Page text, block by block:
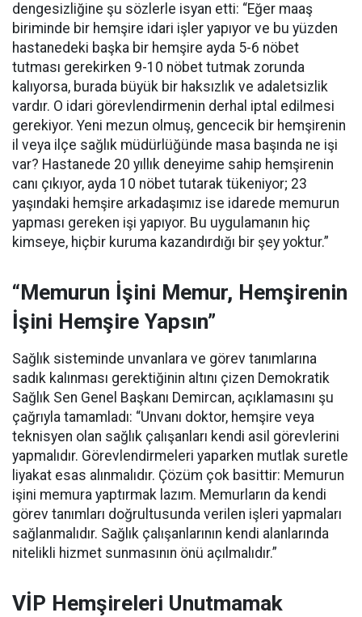
dengesizliğine şu sözlerle isyan etti: “Eğer maaş
biriminde bir hemşire idari işler yapıyor ve bu yüzden
hastanedeki başka bir hemşire ayda 5-6 nöbet
tutması gerekirken 9-10 nöbet tutmak zorunda
kalıyorsa, burada büyük bir haksızlık ve adaletsizlik
vardır. O idari görevlendirmenin derhal iptal edilmesi
gerekiyor. Yeni mezun olmuş, gencecik bir hemşirenin
il veya ilçe sağlık müdürlüğünde masa başında ne işi
var? Hastanede 20 yıllık deneyime sahip hemşirenin
canı çıkıyor, ayda 10 nöbet tutarak tükeniyor; 23
yaşındaki hemşire arkadaşımız ise idarede memurun
yapması gereken işi yapıyor. Bu uygulamanın hiç
kimseye, hiçbir kuruma kazandırdığı bir şey yoktur.”
“Memurun İşini Memur, Hemşirenin
İşini Hemşire Yapsın”
Sağlık sisteminde unvanlara ve görev tanımlarına
sadık kalınması gerektiğinin altını çizen Demokratik
Sağlık Sen Genel Başkanı Demircan, açıklamasını şu
çağrıyla tamamladı: “Unvanı doktor, hemşire veya
teknisyen olan sağlık çalışanları kendi asil görevlerini
yapmalıdır. Görevlendirmeleri yaparken mutlak suretle
liyakat esas alınmalıdır. Çözüm çok basittir: Memurun
işini memura yaptırmak lazım. Memurların da kendi
görev tanımları doğrultusunda verilen işleri yapmaları
sağlanmalıdır. Sağlık çalışanlarının kendi alanlarında
nitelikli hizmet sunmasının önü açılmalıdır.”
VİP Hemşireleri Unutmamak